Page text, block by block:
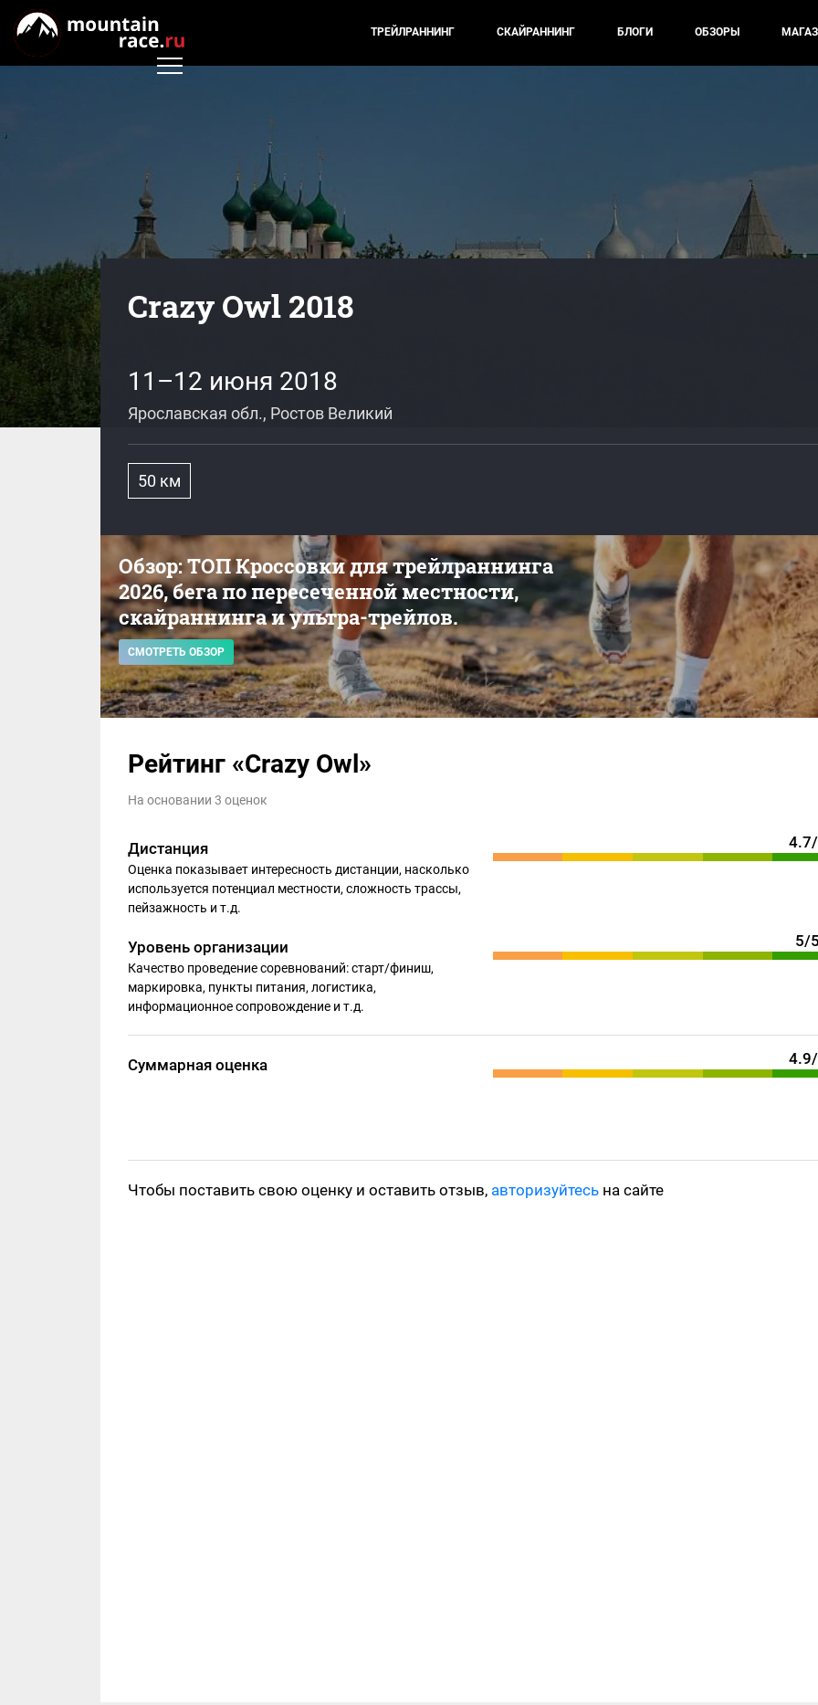
ТРЕЙЛРАННИНГ СКАЙРАННИНГ БЛОГИ ОБЗОРЫ
Crazy Owl 2018
11–12 июня 2018
Ярославская обл., Ростов Великий
50 км
Обзор: ТОП Кроссовки для трейлраннинга
2026, бега по пересеченной местности,
скайраннинга и ультра-трейлов.
СМОТРЕТЬ ОБЗОР
Рейтинг «Crazy Owl»
На основании 3 оценок
Дистанция
Оценка показывает интересность дистанции, насколько
используется потенциал местности, сложность трассы,
пейзажность и т.д.
Уровень организации
Качество проведение соревнований: старт/финиш,
маркировка, пункты питания, логистика,
информационное сопровождение и т.д.
5/5
Суммарная оценка
Чтобы поставить свою оценку и оставить отзыв, авторизуйтесь на сайте